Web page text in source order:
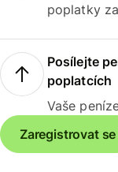
poplatky
Posílejte
poplatcích
Vaše
Zaregistrovat se